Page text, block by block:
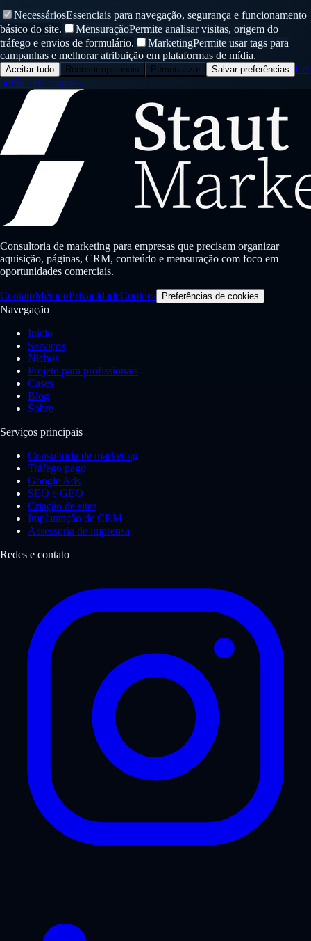
NecessáriosEssenciais para navegação, segurança e funcionamento
básico do site.
MensuraçãoPermite analisar visitas, origem do
tráfego e envios de formulário.
MarketingPermite usar tags para
campanhas e melhorar atribuição em plataformas de mídia.
Aceitar tudo Recusar opcionais Personalizar Salvar preferências Ler
política de cookies
Consultoria de marketing para empresas que precisam organizar
aquisição, páginas, CRM, conteúdo e mensuração com foco em
oportunidades comerciais.
ContatoMétodoPrivacidadeCookies Preferências de cookies
Navegação
Início
Serviços
Nichos
Projeto para profissionais
Cases
Blog
Sobre
Serviços principais
Consultoria de marketing
Tráfego pago
Google Ads
SEO e GEO
Criação de sites
Implantação de CRM
Assessoria de imprensa
Redes e contato